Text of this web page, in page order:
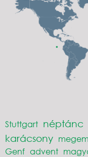
Stuttgart néptánc
karácsony
Genf advent